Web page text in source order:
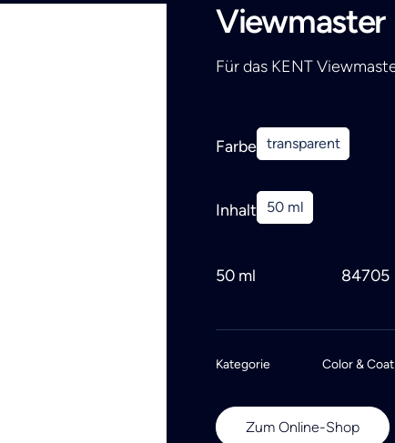
Viewmaster
Für das KENT
Farbe transparent
Inhalt 50 ml
50 ml 84705
Kategorie Color & Coat
Zum Online-Shop